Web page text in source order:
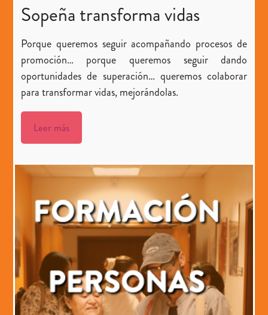
Sopeña transforma vidas
Porque queremos seguir acompañando procesos de
promoción… porque queremos seguir dando
oportunidades de superación… queremos colaborar
para transformar vidas, mejorándolas.
Leer más